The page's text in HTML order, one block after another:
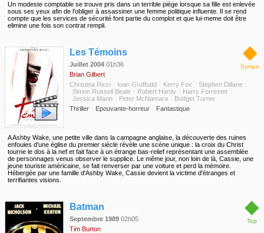
Un modeste comptable se trouve pris dans un terrible piège lorsque sa fille est enlevée
sous ses yeux afin de l'obliger à assassiner une femme politique influente. Il se rend
compte que les services de sécurité font partie du complot et que lui-meme doit être
elimine une fois son contrat rempli.
◆
Sympa
Les Témoins
Juillet 2004 01h36
Brian Gilbert
Christina Ricci
Ioan Gruffudd Kerry Fox
Stephen Dillane
Simon Russell Beale
Robert Hardy
Harry Forrester
Jessica Mann
Peter McNamara
Bridget Turner
Thriller
Epouvante-horreur Fantastique
A Ashby Wake, une petite ville dans la campagne anglaise, la découverte des ruines
enfouies d'une église du premier siècle révèle une scène unique : la croix du Christ
tourne le dos à la nef et fait face à un étrange bas-relief représentant une assemblée
de personnages venus observer le supplice. Le même jour, non loin de là, Cassie, une
jeune touriste américaine, se fait renverser par une voiture et perd la mémoire.
Hébergée par une famille d'Ashby Wake, Cassie devient la victime d'étranges et
terrifiantes visions.
◆
Top
Batman
Septembre 1989 02h05
Tim Burton